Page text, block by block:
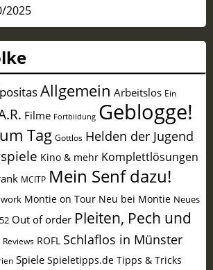
2025
Allgemein Arbeitslos Ein
Filme Fortbildung Geblogge!
Tag Gottlos Helden der Jugend
Kino & mehr Komplettlösungen
MCITP Mein Senf dazu!
Montie on Tour Neu bei Montie Neues
Out of order Pleiten, Pech und
Reviews ROFL Schlaflos in Münster
Spiele Spieletipps.de Tipps & Tricks